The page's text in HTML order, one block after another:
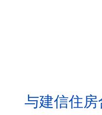
与建信住房